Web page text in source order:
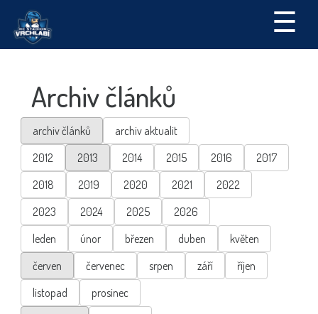
☰
Archiv článků
archiv článků
archiv aktualit
2012
2013 2014 2015 2016
2017
2018
2019 2020 2021
2022
2023
2024 2025
2026
leden
únor březen duben
květen
červen
červenec srpen září
říjen
listopad
prosinec